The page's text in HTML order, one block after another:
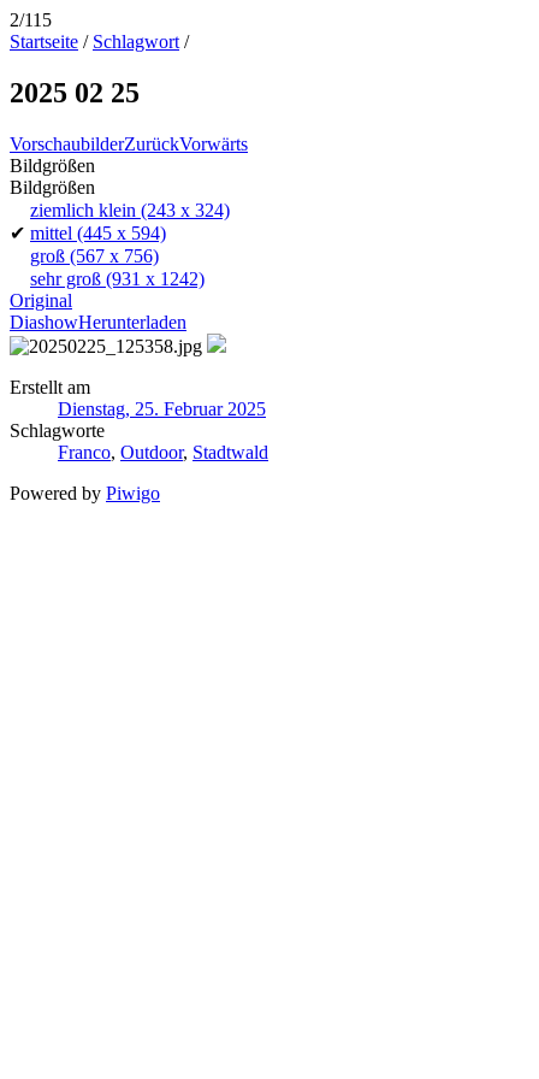
2/115
Startseite / Schlagwort /
2025 02 25
VorschaubilderZurückVorwärts
Bildgrößen
Bildgrößen
ziemlich klein (243 x 324)
✔ mittel (445 x 594)
groß (567 x 756)
sehr groß (931 x 1242)
Original
DiashowHerunterladen
Erstellt am
Dienstag, 25. Februar 2025
Schlagworte
Franco, Outdoor, Stadtwald
Powered by Piwigo